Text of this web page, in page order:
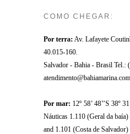
COMO CHEGAR:
Por terra: Av. Lafayete
40.015-160.
Salvador - Bahia - Brasil Tel.:
Por mar: 12º 58’ 48’’S 38º
Náuticas 1.110 (Geral da baía)
and 1.101 (Costa de